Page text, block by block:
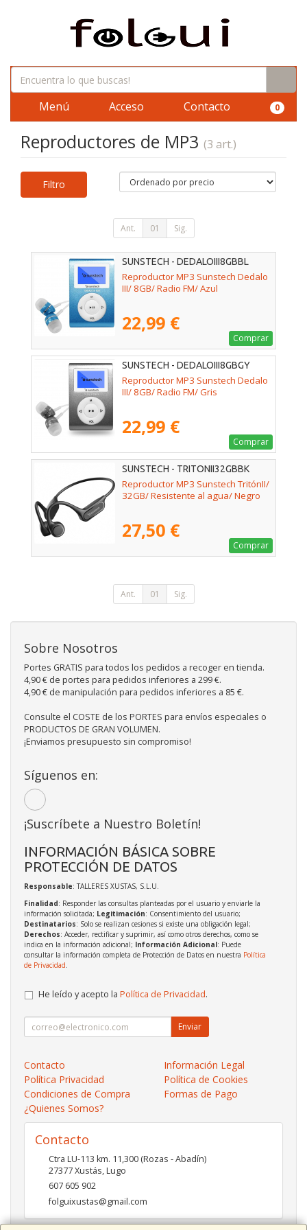
Menú Acceso Contacto 0
Reproductores de MP3 (3 art.)
Filtro
Ant. 01 Sig.
SUNSTECH - DEDALOIII8GBBL
Reproductor MP3 Sunstech Dedalo
III/ 8GB/ Radio FM/ Azul
22,99 €
Comprar
SUNSTECH - DEDALOIII8GBGY
Reproductor MP3 Sunstech Dedalo
III/ 8GB/ Radio FM/ Gris
22,99 €
Comprar
SUNSTECH - TRITONII32GBBK
Reproductor MP3 Sunstech TritónII/
32GB/ Resistente al agua/ Negro
27,50 €
Comprar
Ant. 01 Sig.
Sobre Nosotros
Portes GRATIS para todos los pedidos a recoger en tienda.
4,90 € de portes para pedidos inferiores a 299 €.
4,90 € de manipulación para pedidos inferiores a 85 €.
Consulte el COSTE de los PORTES para envíos especiales o
PRODUCTOS DE GRAN VOLUMEN.
¡Enviamos presupuesto sin compromiso!
Síguenos en:
¡Suscríbete a Nuestro Boletín!
INFORMACIÓN BÁSICA SOBRE
PROTECCIÓN DE DATOS
Responsable: TALLERES XUSTAS, S.L.U.
Finalidad: Responder las consultas planteadas por el usuario y enviarle la
información solicitada; Legitimación: Consentimiento del usuario;
Destinatarios: Solo se realizan cesiones si existe una obligación legal;
Derechos: Acceder, rectificar y suprimir, así como otros derechos, como se
indica en la información adicional; Información Adicional: Puede
consultar la información completa de Protección de Datos en nuestra Política
de Privacidad.
He leído y acepto la Política de Privacidad.
Enviar
Contacto
Información Legal
Política Privacidad
Política de Cookies
Condiciones de Compra
Formas de Pago
¿Quienes Somos?
Contacto
Ctra LU-113 km. 11,300 (Rozas - Abadín)
27377Xustás,Lugo
607 605 902
folguixustas@gmail.com